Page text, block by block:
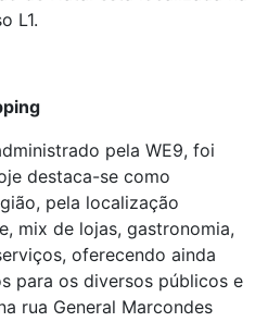
L1.
pela WE9, foi
destaca-se como
pela localização
mix de lojas, gastronomia,
oferecendo ainda
para os diversos públicos e
rua General Marcondes